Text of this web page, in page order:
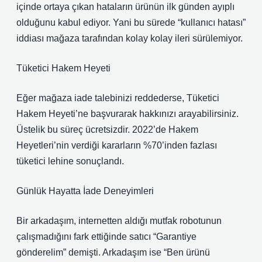
içinde ortaya çıkan hataların ürünün ilk günden ayıplı
olduğunu kabul ediyor. Yani bu sürede “kullanıcı hatası”
iddiası mağaza tarafından kolay kolay ileri sürülemiyor.
Tüketici Hakem Heyeti
Eğer mağaza iade talebinizi reddederse, Tüketici
Hakem Heyeti’ne başvurarak hakkınızı arayabilirsiniz.
Üstelik bu süreç ücretsizdir. 2022’de Hakem
Heyetleri’nin verdiği kararların %70’inden fazlası
tüketici lehine sonuçlandı.
Günlük Hayatta İade Deneyimleri
Bir arkadaşım, internetten aldığı mutfak robotunun
çalışmadığını fark ettiğinde satıcı “Garantiye
gönderelim” demişti. Arkadaşım ise “Ben ürünü